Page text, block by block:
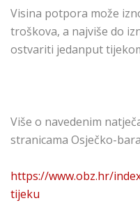
Visina potpora može
troškova, a najviše do
ostvariti jedanput
Više o navedenim
stranicama Osječko-
https://www.obz.hr/
tijeku